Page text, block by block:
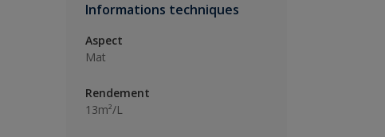
Informations techniques
Aspect
Mat
Rendement
13m²/L